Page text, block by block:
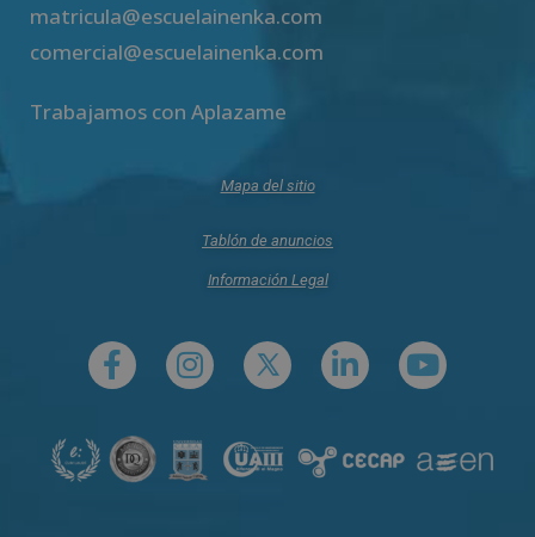
matricula@escuelainenka.com
comercial@escuelainenka.com
Trabajamos con Aplazame
Mapa del sitio
Tablón de anuncios
Información Legal